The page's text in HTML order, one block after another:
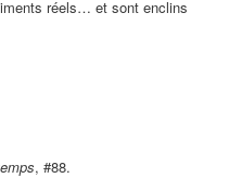
réels… et sont enclins
, #88.